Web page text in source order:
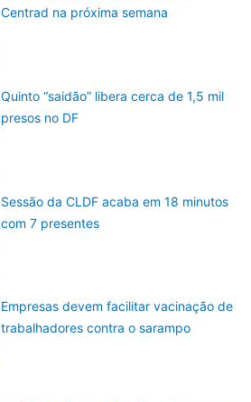
Centrad na próxima semana
Quinto “saidão” libera cerca de 1,5 mil
presos no DF
Sessão da CLDF acaba em 18 minutos
com 7 presentes
Empresas devem facilitar vacinação de
trabalhadores contra o sarampo